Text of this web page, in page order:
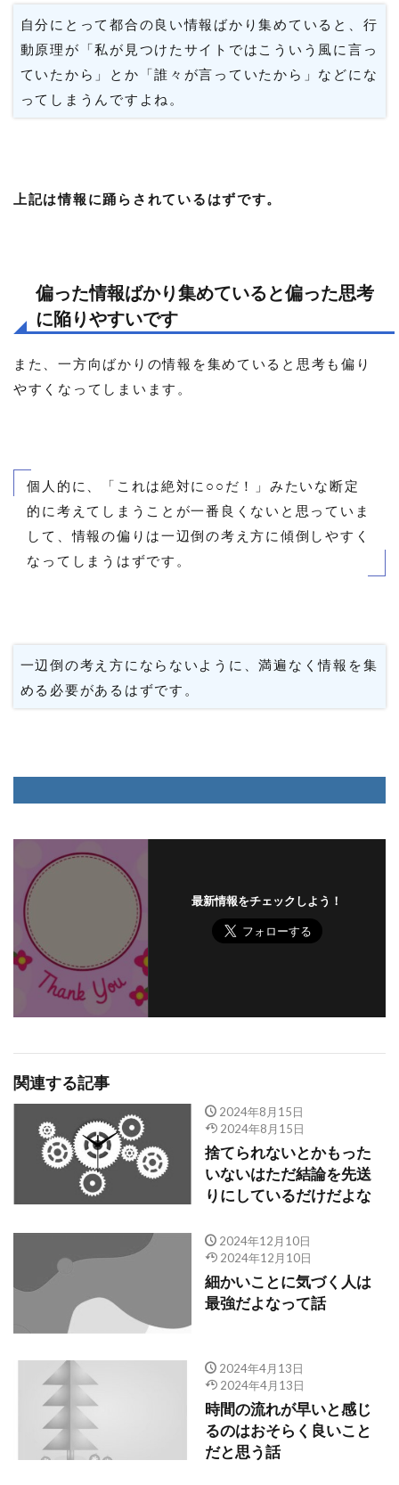
自分にとって都合の良い情報ばかり集めていると、行
動原理が「私が見つけたサイトではこういう風に言っ
ていたから」とか「誰々が言っていたから」などにな
ってしまうんですよね。
上記は情報に踊らされているはずです。
偏った情報ばかり集めていると偏った思考
に陥りやすいです
また、一方向ばかりの情報を集めていると思考も偏り
やすくなってしまいます。
個人的に、「これは絶対に○○だ！」みたいな断定
的に考えてしまうことが一番良くないと思っていま
して、情報の偏りは一辺倒の考え方に傾倒しやすく
なってしまうはずです。
一辺倒の考え方にならないように、満遍なく情報を集
める必要があるはずです。
最新情報をチェックしよう！
関連する記事
2024年8月15日
2024年8月15日
捨てられないとかもった
いないはただ結論を先送
りにしているだけだよな
2024年12月10日
2024年12月10日
細かいことに気づく人は
最強だよなって話
2024年4月13日
2024年4月13日
時間の流れが早いと感じ
るのはおそらく良いこと
だと思う話